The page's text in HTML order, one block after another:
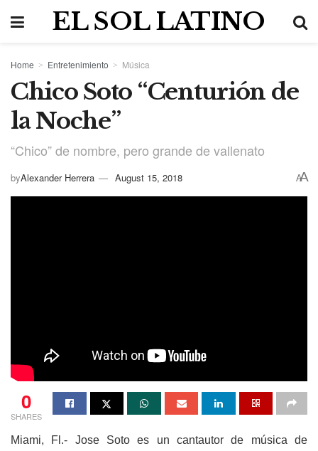
EL SOL LATINO
Home Entretenimiento Música
Chico Soto “Centurión de
la Noche”
“Chico” de nombre, pero grande de vallenato
byAlexander Herrera August 15, 2018 AA
0
SHARES
Miami, Fl.- Jose Soto es un cantautor de música de